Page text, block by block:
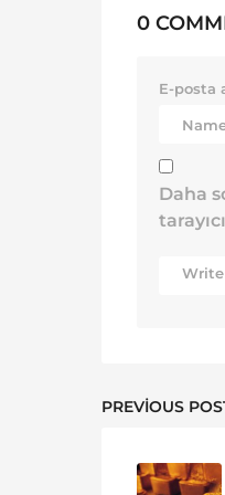
0
E-posta
Daha
PREVIOUS